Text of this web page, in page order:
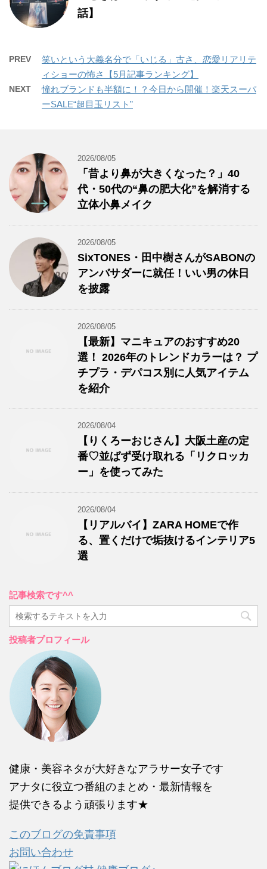
話】
PREV
笑いという大義名分で「いじる」古さ、恋愛リアリテ
ィショーの怖さ【5月記事ランキング】
NEXT
憧れブランドも半額に！？今日から開催！楽天スーパ
ーSALE“超目玉リスト”
2026/08/05
「昔より鼻が大きくなった？」40
代・50代の“鼻の肥大化”を解消する
立体小鼻メイク
2026/08/05
SixTONES・田中樹さんがSABONの
アンバサダーに就任！いい男の休日
を披露
2026/08/05
【最新】マニキュアのおすすめ20
選！ 2026年のトレンドカラーは？ プ
チプラ・デパコス別に人気アイテム
を紹介
2026/08/04
【りくろーおじさん】大阪土産の定
番♡並ばず受け取れる「リクロッカ
ー」を使ってみた
2026/08/04
【リアルバイ】ZARA HOMEで作
る、置くだけで垢抜けるインテリア5
選
記事検索です^^
投稿者プロフィール
健康・美容ネタが大好きなアラサー女子です
アナタに役立つ番組のまとめ・最新情報を
提供できるよう頑張ります★
このブログの免責事項
お問い合わせ